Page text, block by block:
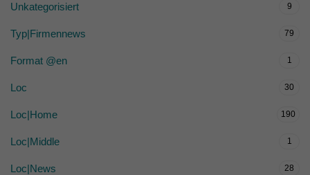
Unkategorisiert 9
Typ|Firmennews 79
Format @en 1
Loc 30
Loc|Home 190
Loc|Middle 1
Loc|News 28